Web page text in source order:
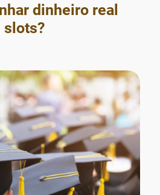
dinheiro real
slots?